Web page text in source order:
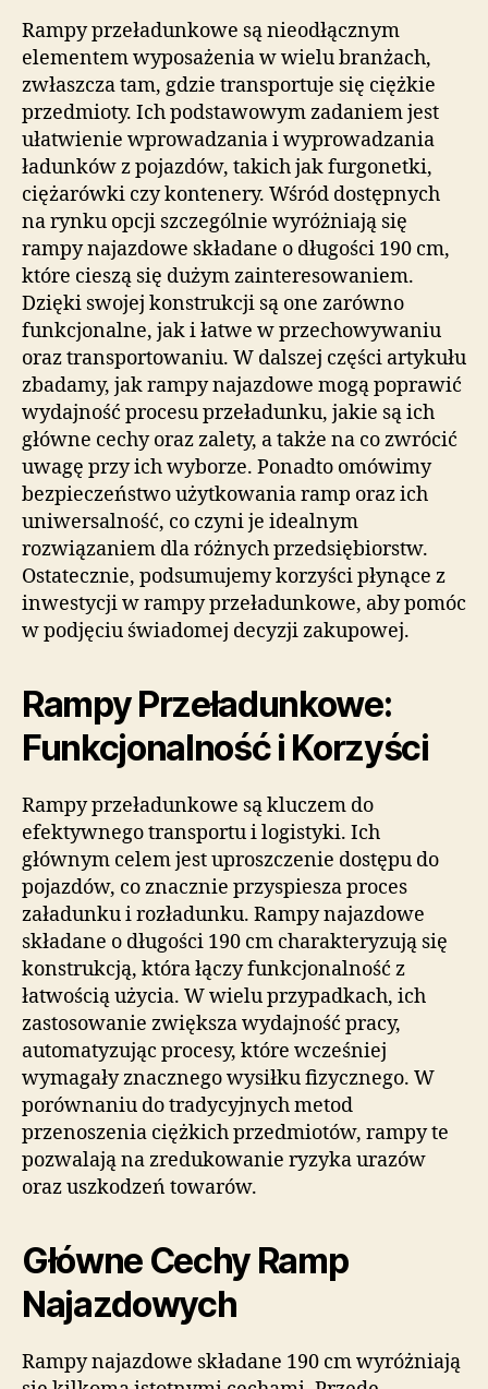
Rampy przeładunkowe są nieodłącznym
elementem wyposażenia w wielu branżach,
zwłaszcza tam, gdzie transportuje się ciężkie
przedmioty. Ich podstawowym zadaniem jest
ułatwienie wprowadzania i wyprowadzania
ładunków z pojazdów, takich jak furgonetki,
ciężarówki czy kontenery. Wśród dostępnych
na rynku opcji szczególnie wyróżniają się
rampy najazdowe składane o długości 190 cm,
które cieszą się dużym zainteresowaniem.
Dzięki swojej konstrukcji są one zarówno
funkcjonalne, jak i łatwe w przechowywaniu
oraz transportowaniu. W dalszej części artykułu
zbadamy, jak rampy najazdowe mogą poprawić
wydajność procesu przeładunku, jakie są ich
główne cechy oraz zalety, a także na co zwrócić
uwagę przy ich wyborze. Ponadto omówimy
bezpieczeństwo użytkowania ramp oraz ich
uniwersalność, co czyni je idealnym
rozwiązaniem dla różnych przedsiębiorstw.
Ostatecznie, podsumujemy korzyści płynące z
inwestycji w rampy przeładunkowe, aby pomóc
w podjęciu świadomej decyzji zakupowej.
Rampy Przeładunkowe:
Funkcjonalność i Korzyści
Rampy przeładunkowe są kluczem do
efektywnego transportu i logistyki. Ich
głównym celem jest uproszczenie dostępu do
pojazdów, co znacznie przyspiesza proces
załadunku i rozładunku. Rampy najazdowe
składane o długości 190 cm charakteryzują się
konstrukcją, która łączy funkcjonalność z
łatwością użycia. W wielu przypadkach, ich
zastosowanie zwiększa wydajność pracy,
automatyzując procesy, które wcześniej
wymagały znacznego wysiłku fizycznego. W
porównaniu do tradycyjnych metod
przenoszenia ciężkich przedmiotów, rampy te
pozwalają na zredukowanie ryzyka urazów
oraz uszkodzeń towarów.
Główne Cechy Ramp
Najazdowych
Rampy najazdowe składane 190 cm wyróżniają